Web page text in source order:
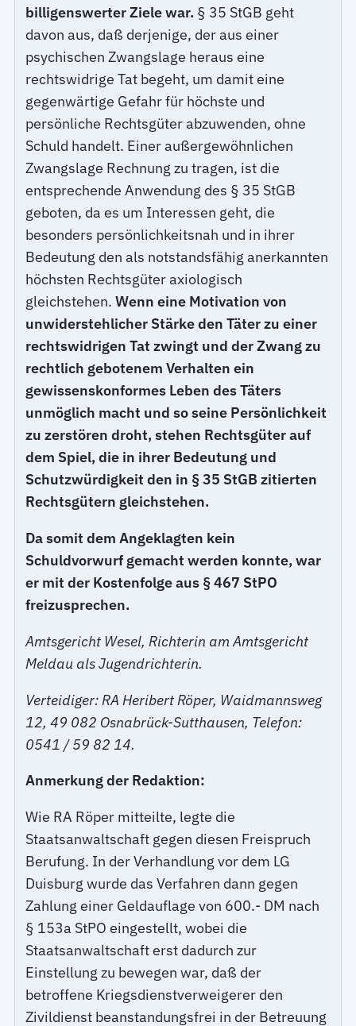
billigenswerter Ziele war. § 35 StGB geht
davon aus, daß derjenige, der aus einer
psychischen Zwangslage heraus eine
rechtswidrige Tat begeht, um damit eine
gegenwärtige Gefahr für höchste und
persönliche Rechtsgüter abzuwenden, ohne
Schuld handelt. Einer außergewöhnlichen
Zwangslage Rechnung zu tragen, ist die
entsprechende Anwendung des § 35 StGB
geboten, da es um Interessen geht, die
besonders persönlichkeitsnah und in ihrer
Bedeutung den als notstandsfähig anerkannten
höchsten Rechtsgüter axiologisch
gleichstehen.Wenn eine Motivation von
unwiderstehlicher Stärke den Täter zu einer
rechtswidrigen Tat zwingt und der Zwang zu
rechtlich gebotenem Verhalten ein
gewissenskonformes Leben des Täters
unmöglich macht und so seine Persönlichkeit
zu zerstören droht, stehen Rechtsgüter auf
dem Spiel, die in ihrer Bedeutung und
Schutzwürdigkeit den in § 35 StGB zitierten
Rechtsgütern gleichstehen.
Da somit dem Angeklagten kein
Schuldvorwurf gemacht werden konnte, war
er mit der Kostenfolge aus § 467 StPO
freizusprechen.
Amtsgericht Wesel, Richterin am Amtsgericht
Meldau als Jugendrichterin.
Verteidiger: RA Heribert Röper, Waidmannsweg
12, 49 082 Osnabrück-Sutthausen, Telefon:
0541 / 59 82 14.
Anmerkung der Redaktion:
Wie RA Röper mitteilte, legte die
Staatsanwaltschaft gegen diesen Freispruch
Berufung. In der Verhandlung vor dem LG
Duisburg wurde das Verfahren dann gegen
Zahlung einer Geldauflage von 600.- DM nach
§ 153a StPO eingestellt, wobei die
Staatsanwaltschaft erst dadurch zur
Einstellung zu bewegen war, daß der
betroffene Kriegsdienstverweigerer den
Zivildienst beanstandungsfrei in der Betreuung